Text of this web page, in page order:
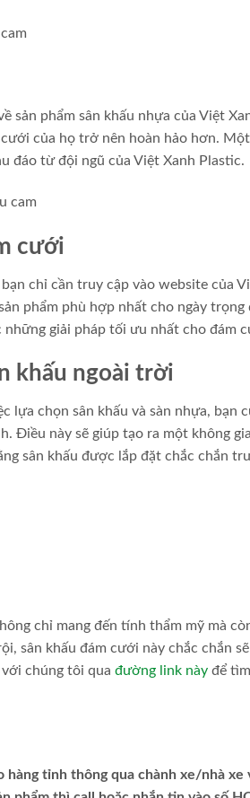
sản phẩm sân khấu nhựa của Việt
của họ trở nên hoàn hảo hơn.
đáo từ đội ngũ của Việt Xanh Plastic.
cưới
chỉ cần truy cập vào website của
phẩm phù hợp nhất cho ngày
giải pháp tối ưu nhất cho đám
khấu ngoài trời
lựa chọn sân khấu và sàn nhựa, bạn
Điều này sẽ giúp tạo ra một không
sân khấu được lắp đặt chắc chắn
chỉ mang đến tính thẩm mỹ mà
sân khấu đám cưới này chắc chắn
chúng tôi qua đường link này để
hàng tỉnh thông qua chành xe/nhà xe